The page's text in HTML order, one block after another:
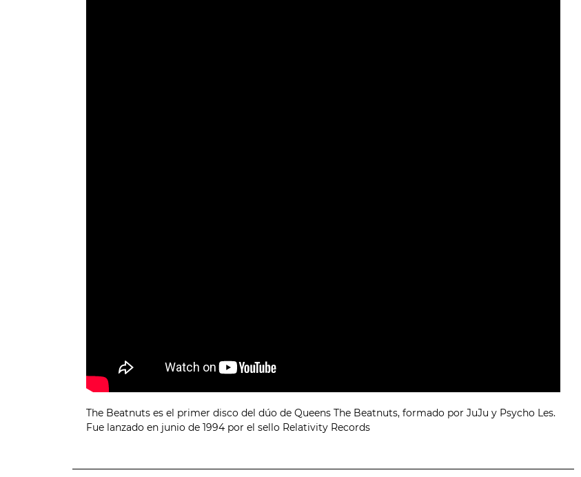
The Beatnuts es el primer disco del dúo de Queens The Beatnuts, formado por JuJu y Psycho Les.
Fue lanzado en junio de 1994 por el sello Relativity Records